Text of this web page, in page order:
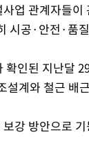
업 관계자들
시공·안전·품
확인된 지난달
설계와 철근 배
강 방안으로